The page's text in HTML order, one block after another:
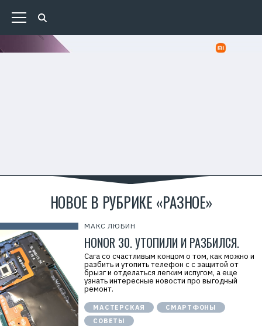
НОВОЕ В РУБРИКЕ «РАЗНОЕ»
МАКС ЛЮБИН
HONOR 30. УТОПИЛИ И РАЗБИЛСЯ.
Сага со счастливым концом о том, как можно и
разбить и утопить телефон с с защитой от
брызг и отделаться легким испугом, а еще
узнать интересные новости про выгодный
ремонт.
МАСТЕРСКАЯ
СМАРТФОНЫ
СОВЕТЫ